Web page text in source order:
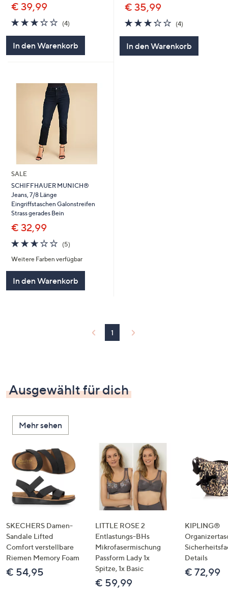
€ 39,99
3.2
von
(4)4
In den Warenkorb
€ 35,99
3.2
von
(4)4
In den Warenkorb
SALE
SCHIFFHAUER MUNICH®
Jeans, 7/8 Länge
Eingriffstaschen Galonstreifen
Strass gerades Bein
€ 32,99
2.6
von
5
(5)5
Weitere Farben verfügbar
In den Warenkorb
1
Ausgewählt für dich
Mehr sehen
SKECHERS Damen-
Sandale Lifted
Comfort verstellbare
Riemen Memory Foam
€ 54,95
LITTLE ROSE 2
Entlastungs-BHs
Mikrofasermischung
Passform Lady 1x
Spitze, 1x Basic
€ 59,99
KIPLING®
Details
€ 72,99